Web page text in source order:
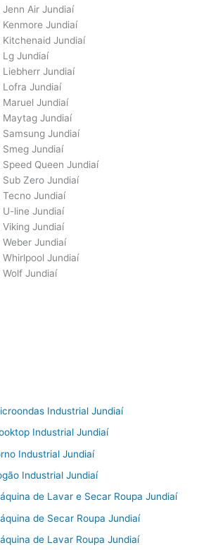
Air Jundiaí
Jundiaí
Jundiaí
Jundiaí
Jundiaí
Jundiaí
Jundiaí
Jundiaí
Jundiaí
Jundiaí
Queen Jundiaí
Zero Jundiaí
Jundiaí
line Jundiaí
Jundiaí
Jundiaí
Jundiaí
Jundiaí
Industrial Jundiaí
Industrial Jundiaí
Industrial Jundiaí
Industrial Jundiaí
de Lavar e Secar Roupa Jundiaí
de Secar Roupa Jundiaí
de Lavar Roupa Jundiaí